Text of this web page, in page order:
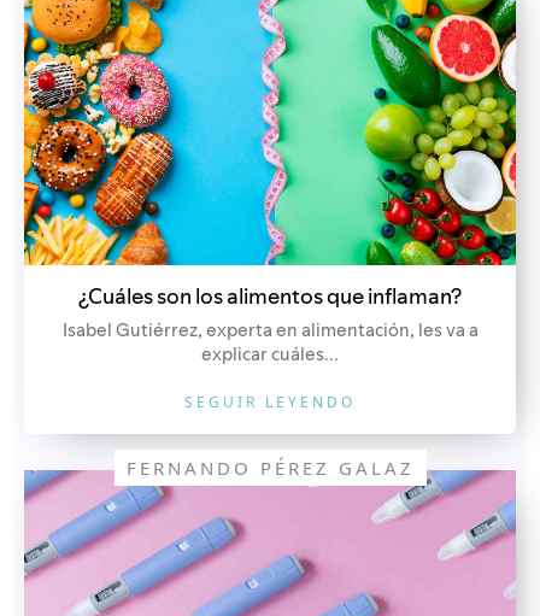
¿Cuáles son los alimentos que inflaman?
Isabel Gutiérrez, experta en alimentación, les va a
explicar cuáles...
SEGUIR LEYENDO
FERNANDO PÉREZ GALAZ